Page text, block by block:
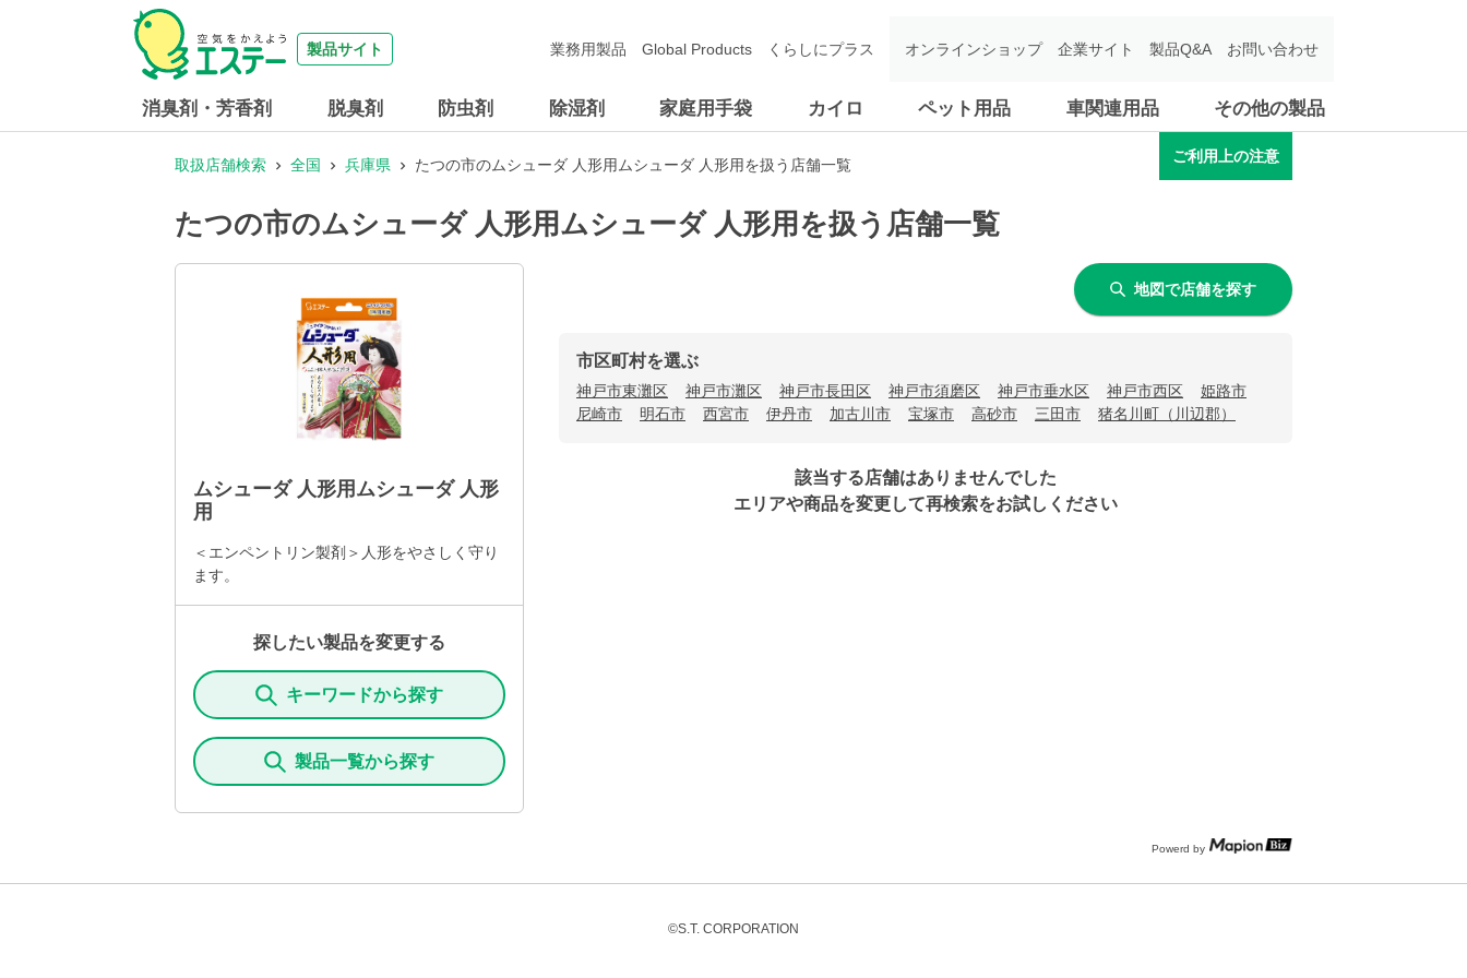
製品サイト
消臭剤・芳香剤 脱臭剤 防虫剤 除湿剤 家庭用手袋 カイロ ペット用品 車関連用品 その他の製品
業務用製品 Global Products くらしにプラス オンラインショップ 企業サイト 製品Q&A お問い合わせ
取扱店舗検索 全国 兵庫県 たつの市のムシューダ 人形用ムシューダ 人形用を扱う店舗一覧
ご利用上の注意
たつの市のムシューダ 人形用ムシューダ 人形用を扱う店舗一覧
ムシューダ 人形用ムシューダ 人形
用
＜エンペントリン製剤＞人形をやさしく守り
ます。
探したい製品を変更する
キーワードから探す
製品一覧から探す
地図で店舗を探す
市区町村を選ぶ
神戸市東灘区 神戸市灘区 神戸市長田区 神戸市須磨区 神戸市垂水区 神戸市西区
姫路市
尼崎市
明石市 西宮市 伊丹市 加古川市 宝塚市 高砂市 三田市 猪名川町（川辺郡）
該当する店舗はありませんでした
エリアや商品を変更して再検索をお試しください
Powerd by
©S.T. CORPORATION